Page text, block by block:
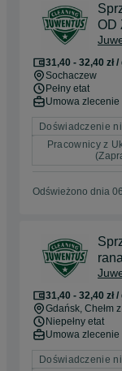
OD
31,40 - 32,40 zł
Sochaczew
Pełny etat
Umowa zlecenie
Doświadczenie
Pracownicy z
Odświeżono dnia
31,40 - 32,40 zł
Gdańsk, Chełm
Niepełny etat
Umowa zlecenie
Doświadczenie